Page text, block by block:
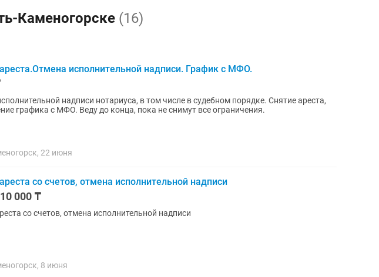
Каменогорске (16)
исполнительной надписи. График с МФО.
надписи нотариуса, в том числе в судебном порядке. Снятие ареста,
графика с МФО. Веду до конца, пока не снимут все ограничения.
22 июня
со счетов, отмена исполнительной надписи
000 ₸
со счетов, отмена исполнительной надписи
8 июня